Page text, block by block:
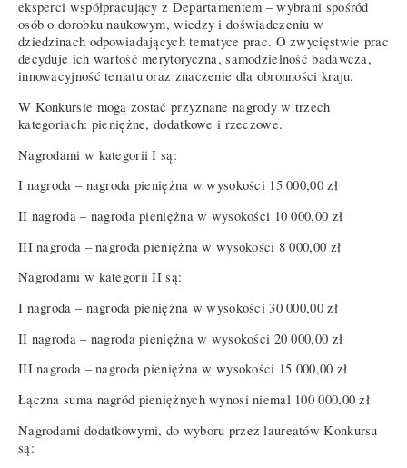
eksperci współpracujący z Departamentem – wybrani spośród
osób o dorobku naukowym, wiedzy i doświadczeniu w
dziedzinach odpowiadających tematyce prac. O zwycięstwie prac
decyduje ich wartość merytoryczna, samodzielność badawcza,
innowacyjność tematu oraz znaczenie dla obronności kraju.
W Konkursie mogą zostać przyznane nagrody w trzech
kategoriach: pieniężne, dodatkowe i rzeczowe.
Nagrodami w kategorii I są:
I nagroda – nagroda pieniężna w wysokości 15 000,00 zł
II nagroda – nagroda pieniężna w wysokości 10 000,00 zł
III nagroda – nagroda pieniężna w wysokości 8 000,00 zł
Nagrodami w kategorii II są:
I nagroda – nagroda pieniężna w wysokości 30 000,00 zł
II nagroda – nagroda pieniężna w wysokości 20 000,00 zł
III nagroda – nagroda pieniężna w wysokości 15 000,00 zł
Łączna suma nagród pieniężnych wynosi niemal 100 000,00 zł
Nagrodami dodatkowymi, do wyboru przez laureatów Konkursu
są: